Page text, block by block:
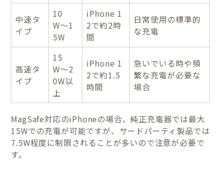
中速タ
イプ
10
W〜1
5W
iPhone 1
2で約2時
間
日常使用の標準的
な充電
高速タ
イプ
15
W〜2
0W以
上
iPhone 1
2で約1.5
時間
急いでいる時や頻
繁な充電が必要な
場合
MagSafe対応のiPhoneの場合、純正充電器では最大
15Wでの充電が可能ですが、サードパーティ製品では
7.5W程度に制限されることが多いので注意が必要で
す。